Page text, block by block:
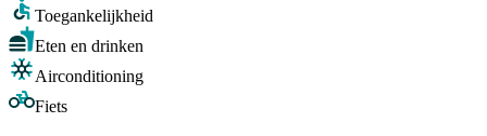
Toegankelijkheid
Eten en drinken
Airconditioning
Fiets